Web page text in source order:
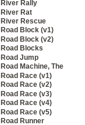
River Rally
River Rat
River Rescue
Road Block (v1)
Road Block (v2)
Road Blocks
Road Jump
Road Machine, The
Road Race (v1)
Road Race (v2)
Road Race (v3)
Road Race (v4)
Road Race (v5)
Road Runner